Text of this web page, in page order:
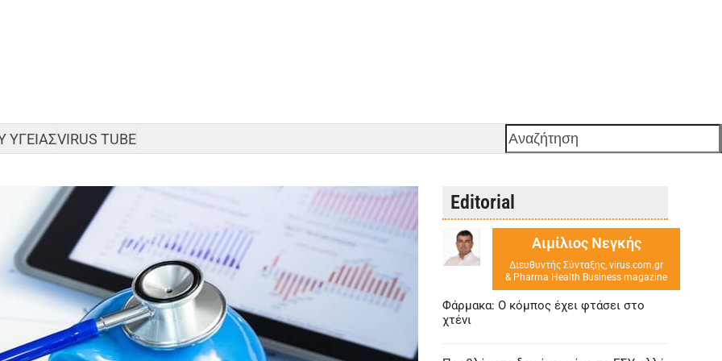
ΥΓΕΙΑΣVIRUS TUBE Αναζήτηση
Editorial
Αιμίλιος Νεγκής
Διευθυντής Σύνταξης, virus.com.gr
& Pharma Health Business magazine
Φάρμακα: Ο κόμπος έχει φτάσει στο
χτένι